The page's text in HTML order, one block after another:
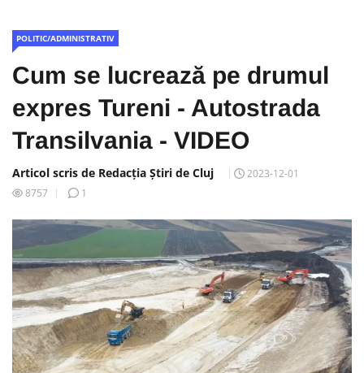
POLITIC/ADMINISTRATIV
Cum se lucrează pe drumul
expres Tureni - Autostrada
Transilvania - VIDEO
Articol scris de Redacția Știri de Cluj
2023-12-01
8757
1